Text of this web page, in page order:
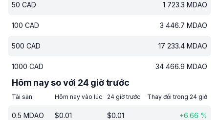
50 CAD 1 723.3 MDAO
100 CAD 3 446.7 MDAO
500 CAD 17 233.4 MDAO
1000 CAD 34 466.9 MDAO
Hôm nay so với 24 giờ trước
Tài sản Hôm nay vào lúc 24 giờ trước Thay đổi trong 24 giờ
0.5 MDAO $0.01 $0.01 +6.66 %